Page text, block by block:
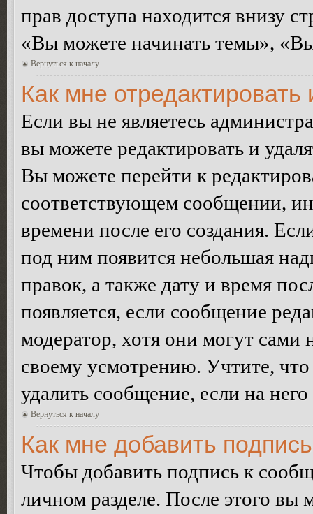
прав доступа находится внизу
«Вы можете начинать темы»,
Вернуться к началу
Как мне
Если вы не являетесь
вы можете редактировать и
Вы можете перейти к
соответствующем сообщении,
времени после его создания.
под ним появится небольшая
правок, а также дату и время
появляется, если сообщение
модератор, хотя они могут сами
своему усмотрению. Учтите,
удалить сообщение, если на
Вернуться к началу
Как мне добавить
Чтобы добавить подпись к
личном разделе. После этого